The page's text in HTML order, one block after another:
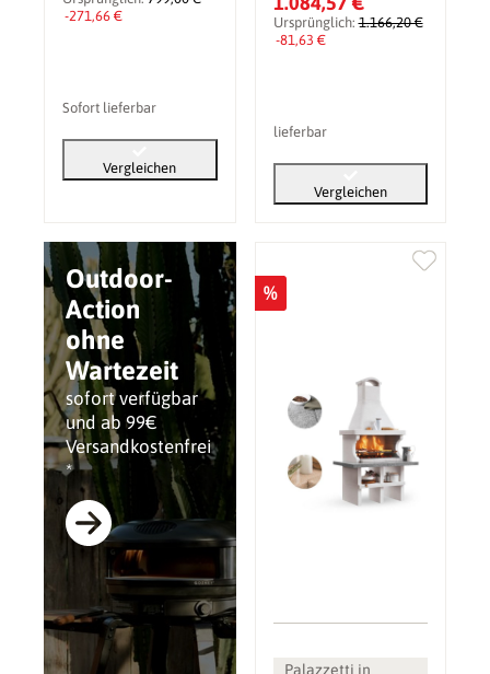
Outdoor-
Action
ohne
Wartezeit
sofort verfügbar
und ab 99€
Versandkostenfrei
*
-271,66 €
Sofort lieferbar
Vergleichen
Ursprünglich:1.166,20 €
-81,63 €
lieferbar
Vergleichen
%
Palazzetti in